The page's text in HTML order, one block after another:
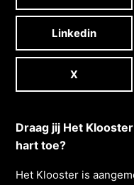
Linkedin
X
Draag jij Het
hart toe?
Het Klooster is